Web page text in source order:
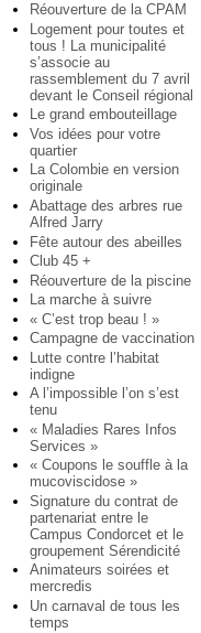
Réouverture de la CPAM
Logement pour toutes et
tous ! La municipalité
s’associe au
rassemblement du 7 avril
devant le Conseil régional
Le grand embouteillage
Vos idées pour votre
quartier
La Colombie en version
originale
Abattage des arbres rue
Alfred Jarry
Fête autour des abeilles
Club 45 +
Réouverture de la piscine
La marche à suivre
« C’est trop beau ! »
Campagne de vaccination
Lutte contre l’habitat
indigne
A l’impossible l’on s’est
tenu
« Maladies Rares Infos
Services »
« Coupons le souffle à la
mucoviscidose »
Signature du contrat de
partenariat entre le
Campus Condorcet et le
groupement Sérendicité
Animateurs soirées et
mercredis
Un carnaval de tous les
temps